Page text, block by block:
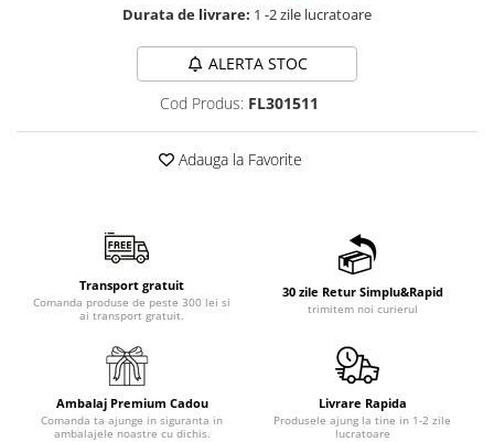
Durata de livrare: 1 -2 zile lucratoare
ALERTA STOC
Cod Produs: FL301511
Adauga la Favorite
Transport gratuit
Comanda produse de peste 300 lei si
ai transport gratuit.
30 zile Retur Simplu&Rapid
trimitem noi curierul
Ambalaj Premium Cadou
Comanda ta ajunge in siguranta in
ambalajele noastre cu dichis.
Livrare Rapida
Produsele ajung la tine in 1-2 zile
lucratoare